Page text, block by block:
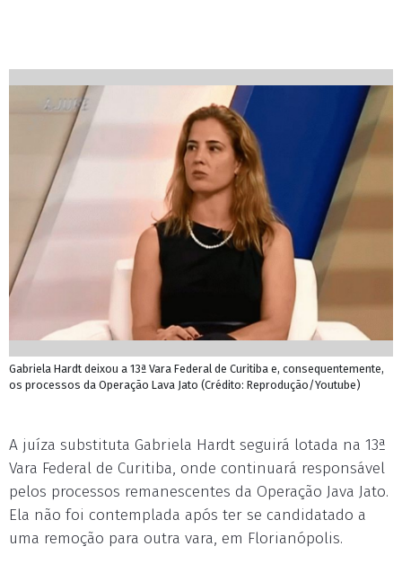
Gabriela Hardt deixou a 13ª Vara Federal de Curitiba e, consequentemente,
os processos da Operação Lava Jato (Crédito: Reprodução/Youtube)
A juíza substituta Gabriela Hardt seguirá lotada na 13ª
Vara Federal de Curitiba, onde continuará responsável
pelos processos remanescentes da Operação Java Jato.
Ela não foi contemplada após ter se candidatado a
uma remoção para outra vara, em Florianópolis.